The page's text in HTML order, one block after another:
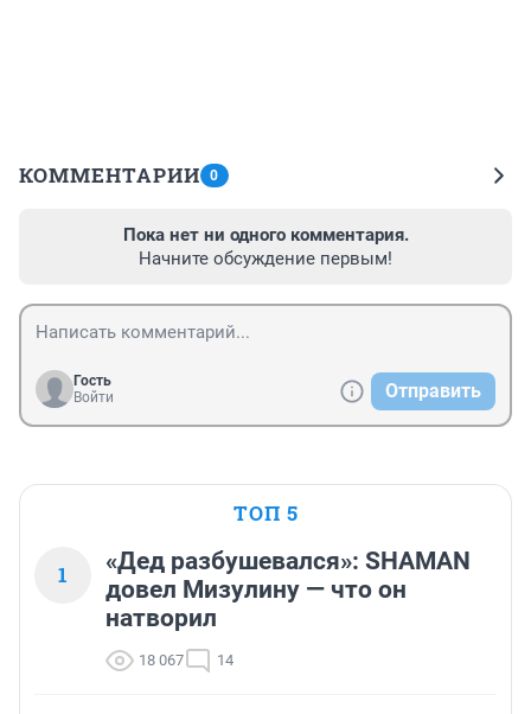
КОММЕНТАРИИ 0
Пока нет ни одного комментария.
Начните обсуждение первым!
Гость
Войти
Отправить
ТОП 5
1
«Дед разбушевался»: SHAMAN
довел Мизулину — что он
натворил
18 067 14